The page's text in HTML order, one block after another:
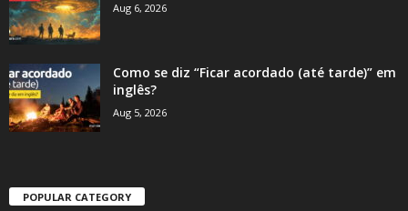
Aug 6, 2026
Como se diz “Ficar acordado (até tarde)” em
inglês?
Aug 5, 2026
POPULAR CATEGORY